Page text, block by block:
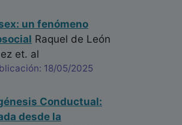
un fenómeno
Raquel de León
et. al
18/05/2025
Conductual:
desde la